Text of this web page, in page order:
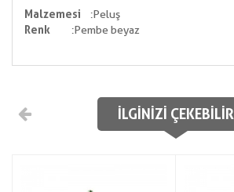
Malzemesi :Peluş
Renk :Pembe beyaz
İLGINIZI ÇEKEBILIR